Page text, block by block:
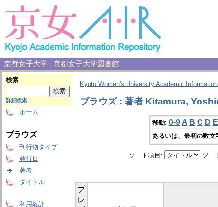
京都女子大学 京都女子大学図書館
検索
詳細検索
ホーム
ブラウズ
刊行物タイプ
発行日
著者
タイトル
利用統計
Kyoto Women's University Academic
ブラウズ : 著者 Kitamura,
移動: 0-9 A B C D E
あるいは、最初の数
ソート項目: ソー
プ
レ